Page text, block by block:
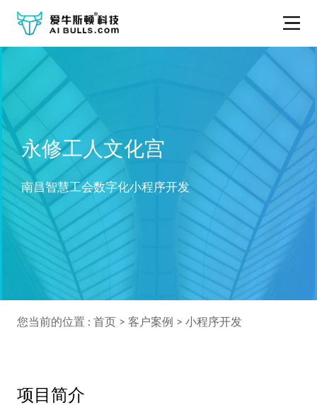
永修工人文化宫
南昌智慧工会数字化小程序开发
您当前的位置 : 首页 > 客户案例 > 小程序开发
项目简介